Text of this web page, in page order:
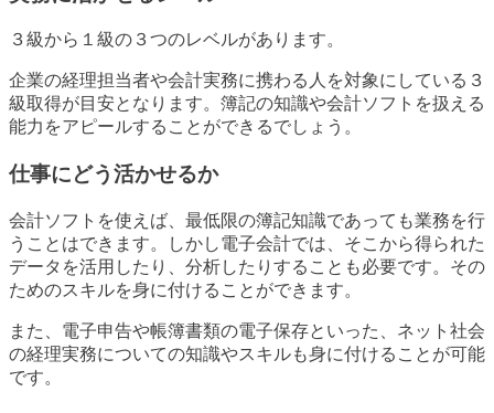
３級から１級の３つのレベルがあります。
企業の経理担当者や会計実務に携わる人を対象にしている３
級取得が目安となります。簿記の知識や会計ソフトを扱える
能力をアピールすることができるでしょう。
仕事にどう活かせるか
会計ソフトを使えば、最低限の簿記知識であっても業務を行
うことはできます。しかし電子会計では、そこから得られた
データを活用したり、分析したりすることも必要です。その
ためのスキルを身に付けることができます。
また、電子申告や帳簿書類の電子保存といった、ネット社会
の経理実務についての知識やスキルも身に付けることが可能
です。